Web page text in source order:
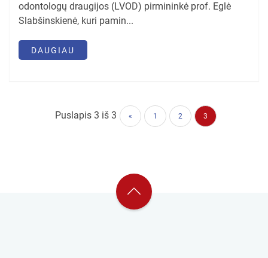
odontologų draugijos (LVOD) pirmininkė prof. Eglė
Slabšinskienė, kuri pamin...
DAUGIAU
Puslapis 3 iš 3 « 1 2 3